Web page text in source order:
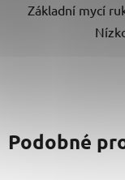
Základní mycí
Podobné